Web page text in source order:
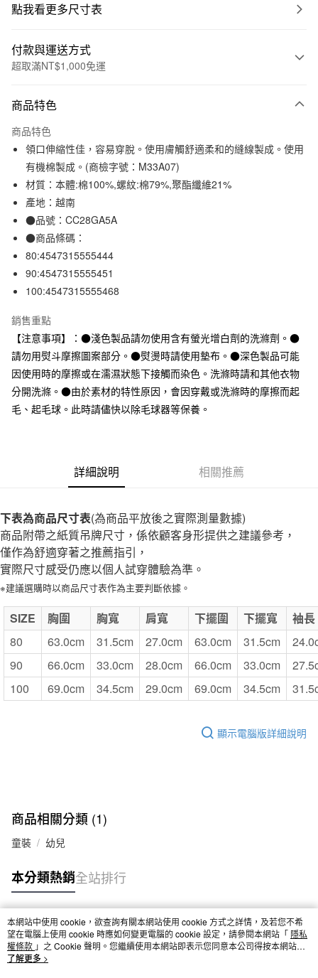
點我看更多尺寸表
付款與運送方式
超取滿NT$1,000免運
信用卡一次付款
信用卡分期付款
3 期 0 利率 每期NT$96
合作金庫商業銀行
第一商業銀行
華南商業銀行
上海商業儲蓄銀行
臺灣中小企業銀行
匯豐（台灣）商業銀行
聯邦商業銀行
元大商業銀行
台新國際商業銀行
台灣樂天信用卡公司
超商取貨付款
LINE Pay
Apple Pay
街口支付
悠遊付
運送方式
全家取貨付款
每筆NT$65，滿NT$1,000(含以上)免運費
付款後全家取貨
每筆NT$65，滿NT$1,000(含以上)免運費
每筆NT$65，滿NT$1,000(含以上)免運費
付款後7-11取貨
宅配
每筆NT$150，滿NT$2,000(含以上)免運費
無印良品門市自取
商品特色
商品特色
領口伸縮性佳，容易穿脫。使用膚觸舒適柔和的縫線製成。使用
有機棉製成。(商檢字號：M33A07)
材質：本體:棉100%,螺紋:棉79%,聚酯纖維21%
產地：越南
●品號：CC28GA5A
●商品條碼：
80:4547315555444
90:4547315555451
100:4547315555468
銷售重點
【注意事項】：●淺色製品請勿使用含有螢光增白劑的洗滌劑。●
請勿用熨斗摩擦圖案部分。●熨燙時請使用墊布。●深色製品可能
因使用時的摩擦或在濡濕狀態下接觸而染色。洗滌時請和其他衣物
分開洗滌。●由於素材的特性原因，會因穿戴或洗滌時的摩擦而起
毛、起毛球。此時請儘快以除毛球器等保養。
詳細說明 相關推薦
下表為商品尺寸表(為商品平放後之實際測量數據)
商品附帶之紙質吊牌尺寸，係依顧客身形提供之建議參考，
僅作為舒適穿著之推薦指引，
實際尺寸感受仍應以個人試穿體驗為準。
※建議選購時以商品尺寸表作為主要判斷依據。
SIZE 胸圍 胸寬 肩寬 下擺圍 下擺寬
袖長
80
63.0cm 31.5cm 27.0cm 63.0cm 31.5cm
90
66.0cm 33.0cm 28.0cm 66.0cm 33.0cm
100
69.0cm 34.5cm 29.0cm 69.0cm 34.5cm
顯示電腦版詳細說明
商品相關分類 (1)
童裝 幼兒
本分類熱銷全站排行
熱門標籤
本網站中使用 cookie，欲查詢有關本網站使用 cookie 方式之詳情，及若您不希
望在電腦上使用 cookie 時應如何變更電腦的 cookie 設定，請參閱本網站「 隱私
權條款 」之 Cookie 聲明。您繼續使用本網站即表示您同意本公司得按本網站使
用條款之 Cookie 聲明使用 cookie。
了解更多 >